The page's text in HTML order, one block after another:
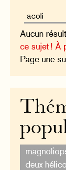
Aucun
ce sujet ! À
Page une
deux